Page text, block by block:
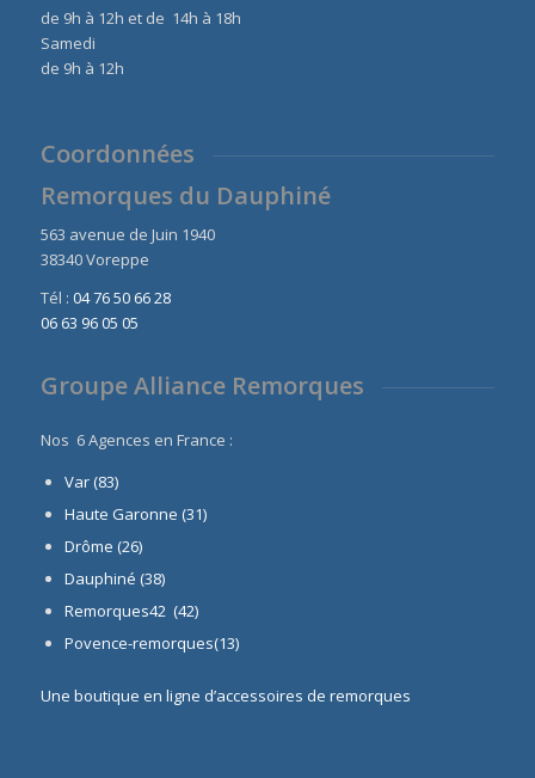
de 9h à 12h et de 14h à 18h
Samedi
de 9h à 12h
Coordonnées
Remorques du Dauphiné
563 avenue de Juin 1940
38340 Voreppe
Tél : 04 76 50 66 28
06 63 96 05 05
Groupe Alliance Remorques
Nos 6 Agences en France :
Var (83)
Haute Garonne (31)
Drôme (26)
Dauphiné (38)
Remorques42 (42)
Povence-remorques(13)
Une boutique en ligne d’accessoires de remorques